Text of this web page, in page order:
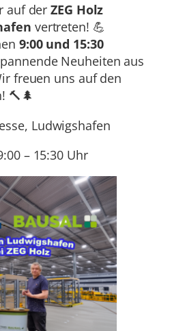
auf derZEG Holz
vertreten! 💪
9:00 und 15:30
Neuheiten aus
freuen uns auf den
🔨🌲
Ludwigshafen
– 15:30 Uhr